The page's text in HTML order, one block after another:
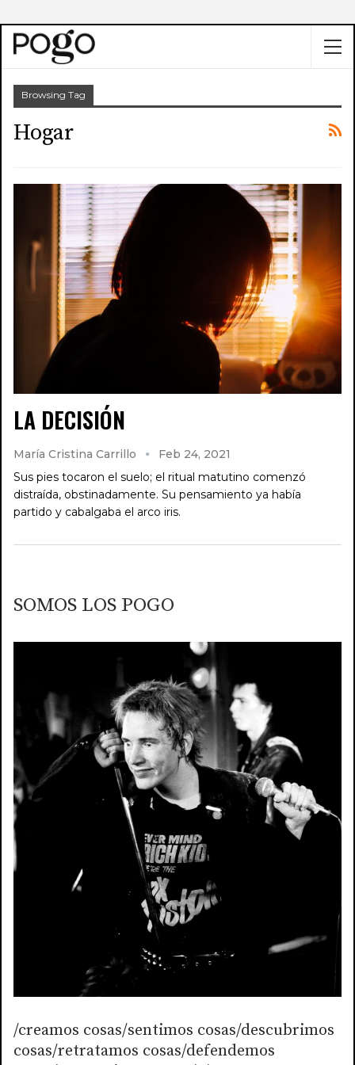
Browsing Tag
Hogar
LA DECISIÓN
María Cristina Carrillo
Feb 24, 2021
Sus pies tocaron el suelo; el ritual matutino comenzó
distraída, obstinadamente. Su pensamiento ya había
partido y cabalgaba el arco iris.
SOMOS LOS POGO
/creamos cosas/sentimos cosas/descubrimos
cosas/retratamos cosas/defendemos